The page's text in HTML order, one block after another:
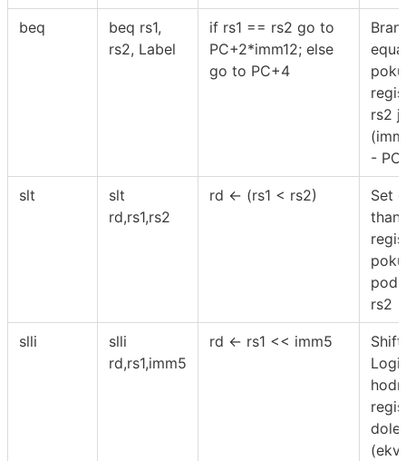
beq
beq rs1,
rs2, Label
if rs1 == rs2 go to
PC+2*imm12; else
go to PC+4
rs2
- PC)
slt
slt
rd,rs1,rs2
rd ← (rs1 < rs2)
Set
rs2
slli
slli
rd,rs1,imm5
rd ← rs1 << imm5